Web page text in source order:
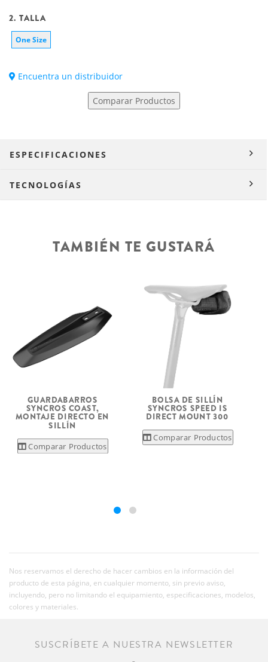
2. TALLA
One Size
Encuentra un distribuidor
Comparar Productos
ESPECIFICACIONES
TECNOLOGÍAS
TAMBIÉN TE GUSTARÁ
GUARDABARROS
SYNCROS COAST,
MONTAJE DIRECTO EN
SILLÍN
Comparar Productos
BOLSA DE SILLÍN
SYNCROS SPEED IS
DIRECT MOUNT 300
Comparar Productos
Nos reservamos el derecho de hacer cambios en la información del
producto de esta página, en cualquier momento, sin previo aviso,
incluyendo, pero no limitando el equipamiento, especificaciones, modelos,
colores y materiales.
SUSCRÍBETE A NUESTRA NEWSLETTER